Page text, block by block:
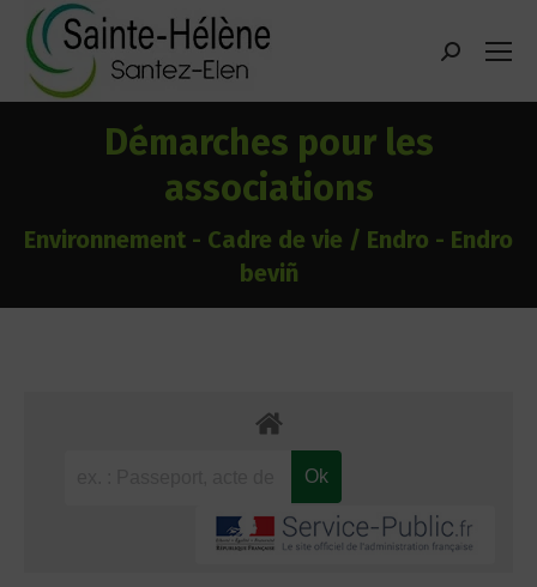
principal
Recherche
Démarches pour les
associations
Environnement - Cadre de vie / Endro - Endro
beviñ